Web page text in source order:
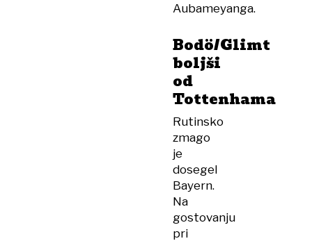
Aubameyanga.
Bodö/Glimt
boljši
od
Tottenhama
Rutinsko
zmago
je
dosegel
Bayern.
Na
gostovanju
pri